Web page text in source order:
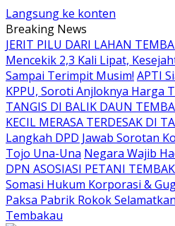
Langsung ke konten
Breaking News
JERIT PILU DARI LAHAN
Mencekik 2,3 Kali Lipat,
Sampai Terimpit Musim! APTI
KPPU, Soroti Anjloknya Harga
TANGIS DI BALIK DAUN
KECIL MERASA TERDESAK DI
Langkah DPD Jawab Sorotan
Tojo Una-Una Negara Wajib
DPN ASOSIASI PETANI
Somasi Hukum Korporasi &
Paksa Pabrik Rokok
Tembakau